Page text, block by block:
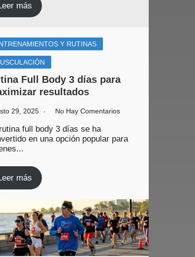
más
Y RUTINAS
Full Body 3 días para
resultados
29, 2025 No Hay Comentarios
full body 3 días se ha
en una opción popular para
más